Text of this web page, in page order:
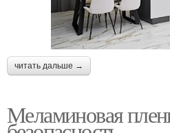
читать дальше →
Меламиновая